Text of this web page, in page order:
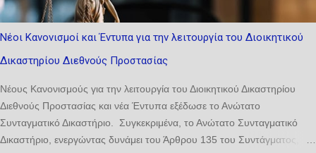
Υπηρεσίας, η οποία σχεδιάζει τη σύσταση του Γραφείου Γενικού
αποφάσεων περί μη άσκησης δίωξης ή διακοπής της διαδικασίας,
εξακολουθεί να εκκρεμεί ενώπιον της Βουλής των Αντιπροσώπων.
Νέοι Κανονισμοί και Έντυπα για την λειτουργία του Διοικητικού
Δικαστηρίου Διεθνούς Προστασίας
Νέους Κανονισμούς για την λειτουργία του Διοικητικού Δικαστηρίου
Διεθνούς Προστασίας και νέα Έντυπα εξέδωσε το Ανώτατο
Συνταγματικό Δικαστήριο. Συγκεκριμένα, το Ανώτατο Συνταγματικό
Δικαστήριο, ενεργώντας δυνάμει του Άρθρου 135 του Συντάγματος,